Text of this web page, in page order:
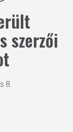
szerzői
8.